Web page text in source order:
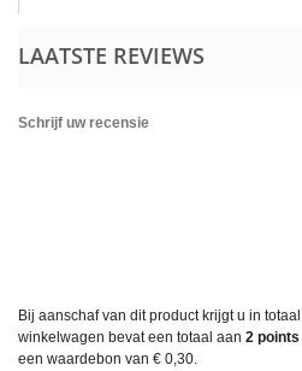
LAATSTE REVIEWS
Schrijf uw recensie
Bij aanschaf van dit product krijgt u in totaal
winkelwagen bevat een totaal aan 2 points
een waardebon van € 0,30.